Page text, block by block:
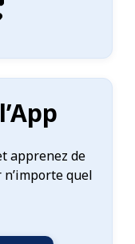
apprenez de
n’importe quel